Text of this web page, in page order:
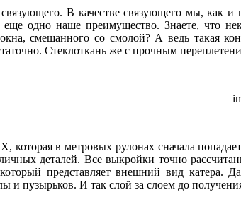
В качестве связующего мы, как и
одно наше преимущество. Знаете, что
смешанного со смолой? А ведь такая
Стеклоткань же с прочным
в метровых рулонах сначала
деталей. Все выкройки точно
представляет внешний вид катера.
и пузырьков. И так слой за слоем до